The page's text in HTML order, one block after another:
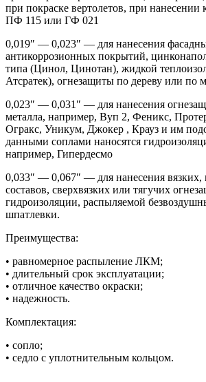
при покраске вертолетов, при нанесении
ПФ 115 или ГФ 021
0,019″ — 0,023″ — для нанесения
антикоррозионных покрытий,
типа (Цинол, Цинотан), жидкой
Атсратек), огнезащиты по дереву или по
0,023″ — 0,031″ — для нанесения
металла, например, Вуп 2, Феникс,
Огракс, Уникум, Джокер , Крауз и им
данными соплами наносятся
например, Гипердесмо
0,033″ — 0,067″ — для нанесения вязких,
составов, сверхвязких или тягучих
гидроизоляции, распыляемой
шпатлевки.
Преимущества:
• равномерное распыление ЛКМ;
• длительный срок эксплуатации;
• отличное качество окраски;
• надежность.
Комплектация:
• сопло;
• седло с уплотнительным кольцом.